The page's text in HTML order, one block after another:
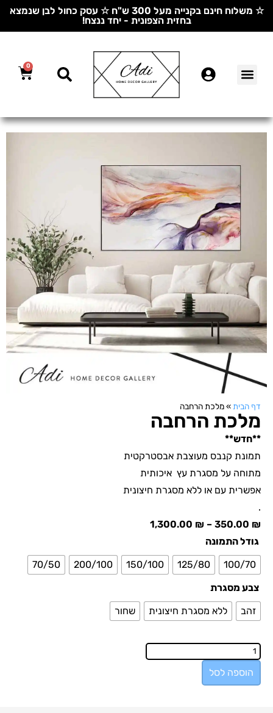
☆ משלוח חינם בקנייה מעל 300 ש"ח ☆ עסק כחול לבן שנמצא
בחזית הצפונית - יחד ננצח!
0
דף הבית »מלכת הרחבה
מלכת הרחבה
**חדש**
תמונת קנבס מעוצבת אבסטרקטית
מתוחה על מסגרת עץ איכותית
אפשרית עם או ללא מסגרת חיצונית
.
350.00 ₪
–
1,300.00 ₪
גודל התמונה
100/70
125/80
150/100
200/100
70/50
צבע מסגרת
זהב
ללא מסגרת חיצונית שחור
הוספה לסל